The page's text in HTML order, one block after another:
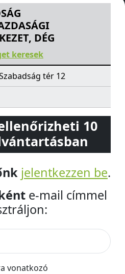
SZÖVETKEZET, DÉG
DÉG
keresek
tér 12
10
jelentkezzen be.
e-mail címmel
vonatkozó